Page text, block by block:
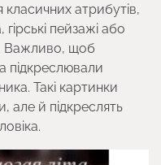
класичних атрибутів,
пейзажі або
Важливо, щоб
підкреслювали
Такі картинки
але й підкреслять